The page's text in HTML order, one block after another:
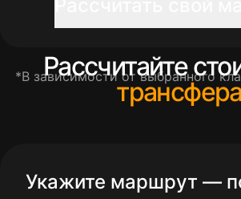
*В зависимости от выбранного
Рассчитайте
трансфера
Укажите маршрут —